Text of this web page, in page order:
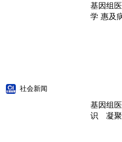
基因组
学 惠及
社会新闻
基因组
识 凝聚